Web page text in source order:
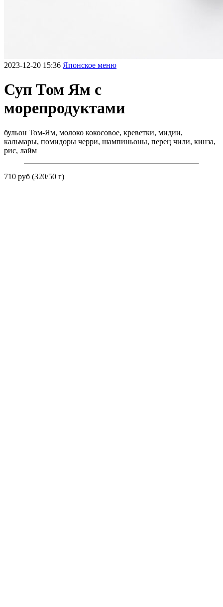
2023-12-20 15:36 Японское меню
Суп Том Ям с
морепродуктами
бульон Том-Ям, молоко кокосовое, креветки, мидии,
кальмары, помидоры черри, шампиньоны, перец чили, кинза,
рис, лайм
710 руб (320/50 г)